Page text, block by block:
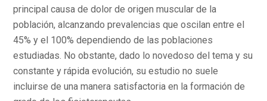
principal causa de dolor de origen muscular de la
población, alcanzando prevalencias que oscilan entre el
45% y el 100% dependiendo de las poblaciones
estudiadas. No obstante, dado lo novedoso del tema y su
constante y rápida evolución, su estudio no suele
incluirse de una manera satisfactoria en la formación de